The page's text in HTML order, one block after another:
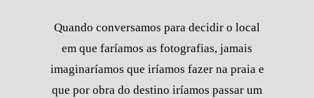
Quando conversamos para decidir o local
em que faríamos as fotografias, jamais
imaginaríamos que iríamos fazer na praia e
que por obra do destino iríamos passar um